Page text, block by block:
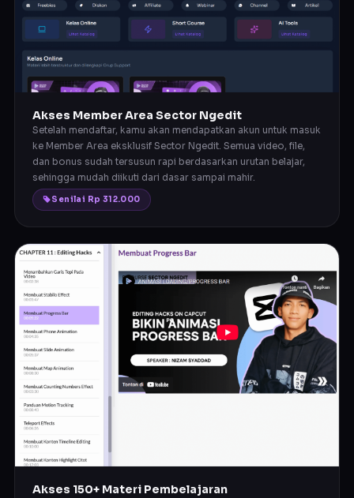
Akses Member Area Sector Ngedit
Setelah mendaftar, kamu akan mendapatkan akun untuk masuk
ke Member Area eksklusif Sector Ngedit. Semua video, file,
dan bonus sudah tersusun rapi berdasarkan urutan belajar,
sehingga mudah diikuti dari dasar sampai mahir.
Senilai Rp 312.000
Akses 150+ Materi Pembelajaran